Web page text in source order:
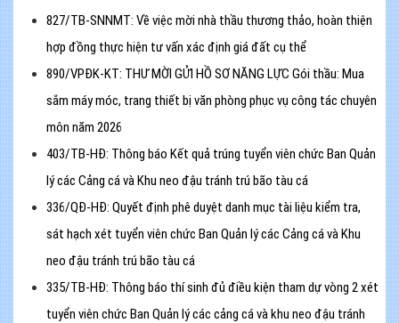
827/TB-SNNMT: Về việc mời nhà thầu thương thảo, hoàn thiện
hợp đồng thực hiện tư vấn xác định giá đất cụ thể
890/VPĐK-KT: THƯ MỜI GỬI HỒ SƠ NĂNG LỰC Gói thầu: Mua
sắm máy móc, trang thiết bị văn phòng phục vụ công tác chuyên
môn năm 2026
403/TB-HĐ: Thông báo Kết quả trúng tuyển viên chức Ban Quản
lý các Cảng cá và Khu neo đậu tránh trú bão tàu cá
336/QĐ-HĐ: Quyết định phê duyệt danh mục tài liệu kiểm tra,
sát hạch xét tuyển viên chức Ban Quản lý các Cảng cá và Khu
neo đậu tránh trú bão tàu cá
335/TB-HĐ: Thông báo thí sinh đủ điều kiện tham dự vòng 2 xét
tuyển viên chức Ban Quản lý các cảng cá và khu neo đậu tránh